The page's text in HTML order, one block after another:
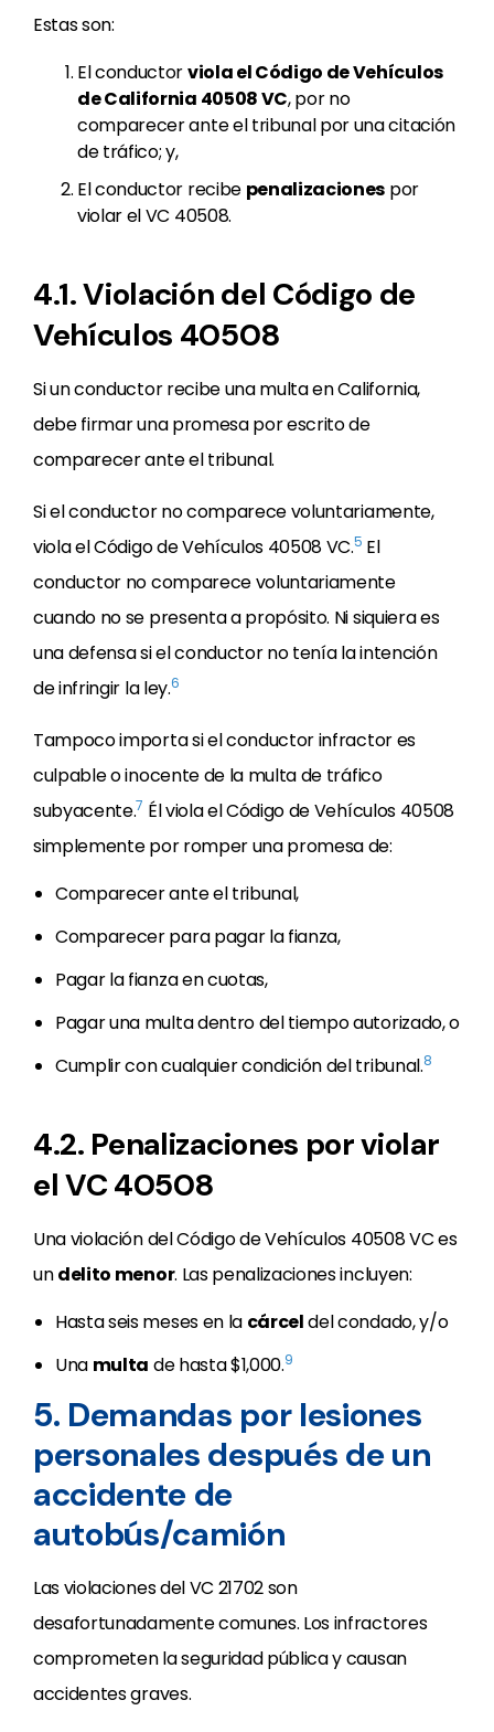
Estas son:
El conductorviola el Código de Vehículos
de California 40508 VC, por no
comparecer ante el tribunal por una citación
de tráfico; y,
El conductor recibe penalizaciones por
violar el VC 40508.
4.1. Violación del Código de
Vehículos 40508
Si un conductor recibe una multa en California,
debe firmar una promesa por escrito de
comparecer ante el tribunal.
Si el conductor no comparece voluntariamente,
viola el Código de Vehículos 40508 VC.5 El
conductor no comparece voluntariamente
cuando no se presenta a propósito. Ni siquiera es
una defensa si el conductor no tenía la intención
de infringir la ley.6
Tampoco importa si el conductor infractor es
culpable o inocente de la multa de tráfico
subyacente.7 Él viola el Código de Vehículos 40508
simplemente por romper una promesa de:
Comparecer ante el tribunal,
Comparecer para pagar la fianza,
Pagar la fianza en cuotas,
Pagar una multa dentro del tiempo autorizado, o
Cumplir con cualquier condición del tribunal.8
4.2. Penalizaciones por violar
el VC 40508
Una violación del Código de Vehículos 40508 VC es
undelito menor. Las penalizaciones incluyen:
Hasta seis meses en la cárceldel condado, y/o
Una multa de hasta $1,000.9
5. Demandas por lesiones
personales después de un
accidente de
autobús/camión
Las violaciones del VC 21702 son
desafortunadamente comunes. Los infractores
comprometen la seguridad pública y causan
accidentes graves.